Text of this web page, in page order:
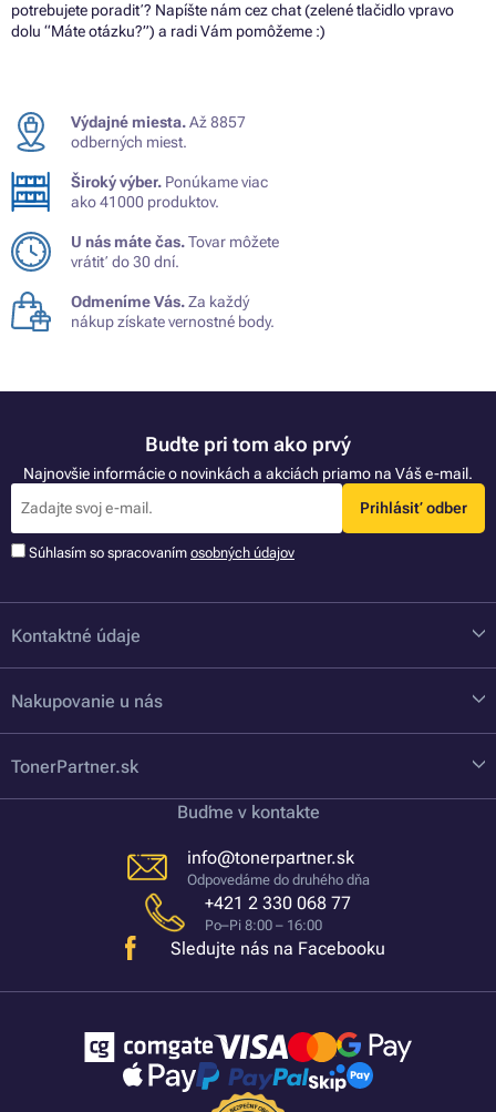
potrebujete poradiť? Napíšte nám cez chat (zelené tlačidlo vpravo
dolu “Máte otázku?”) a radi Vám pomôžeme :)
Výdajné miesta.Až 8857
odberných miest.
Široký výber. Ponúkame viac
ako 41000 produktov.
U nás máte čas.Tovar môžete
vrátiť do 30 dní.
Odmeníme Vás.Za každý
nákup získate vernostné body.
Buďte pri tom ako prvý
Najnovšie informácie o novinkách a akciách priamo na Váš e-mail.
Prihlásiť odber
Súhlasím so spracovaním osobných údajov
Kontaktné údaje
Nakupovanie u nás
TonerPartner.sk
Buďme v kontakte
info@tonerpartner.sk
Odpovedáme do druhého dňa
+421 2 330 068 77
Po–Pi 8:00 – 16:00
Sledujte nás na Facebooku